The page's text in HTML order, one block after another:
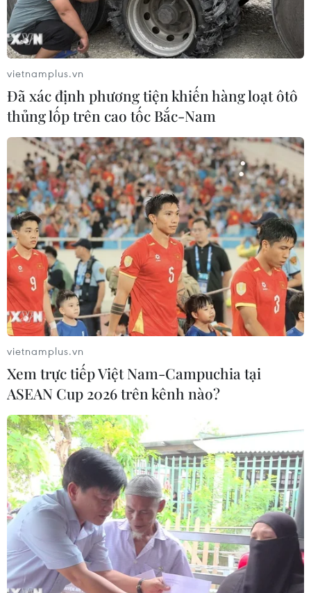
Nigeria: Tấn công tại vùng Tây Bắc khiến
nhiều dân thường thiệt mạng
10/06/2019 02:34
Cảnh sát địa phương cho biết một vụ tấn công được
cho là do nhóm vũ trang địa phương tiến hành tại 3
làng Kalhu, Tsage và Geeri ở khu vực Rabah, Nigeria
khiến ít nhất 25 dân thường thiệt mạng.
Boko Haram tấn công căn cứ quân sự tại
Đông Bắc Nigeria
14/06/2019 23:55
Các nguồn tin quân sự ngày 14/6 cho biết phiến quân
vietnamplus.vn
Đã xác định phương tiện khiến hàng loạt ôtô
thủng lốp trên cao tốc Bắc-Nam
vietnamplus.vn
Xem trực tiếp Việt Nam-Campuchia tại
ASEAN Cup 2026 trên kênh nào?